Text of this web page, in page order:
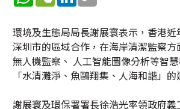
環境及生態局局長謝展寰表示，香港
深圳市的區域合作，在海岸清潔監察
無人機監察、 人工智能圖像分析等智
「水清灘淨、魚鷗翔集、人海和諧」的
謝展寰及環保署署長徐浩光率領政府